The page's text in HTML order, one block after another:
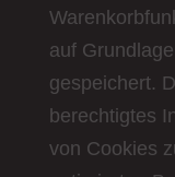
auf
gespeichert.
berechtigtes
von Cookies